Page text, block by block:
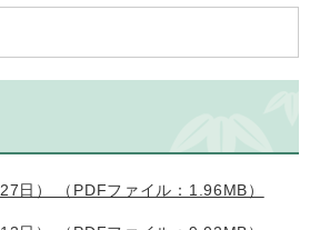
なし
白 黒 青
日） （PDFファイル：1.96MB）